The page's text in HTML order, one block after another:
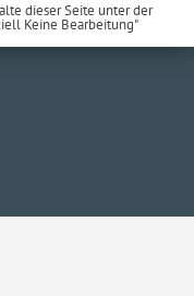
dieser Seite unter der